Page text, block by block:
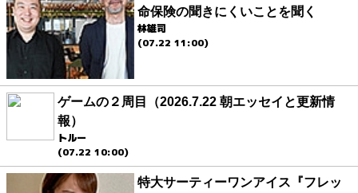
命保険の聞きにくいことを聞く
林雄司
(07.22 11:00)
ゲームの２周目（2026.7.22 朝エッセイと更新情
報）
トルー
(07.22 10:00)
特大サーティーワンアイス『フレッ